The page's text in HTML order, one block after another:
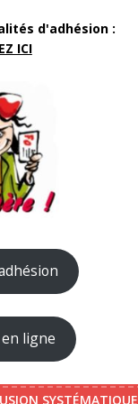
d'adhésion :
ICI
ligne
SYSTÉMATIQUE